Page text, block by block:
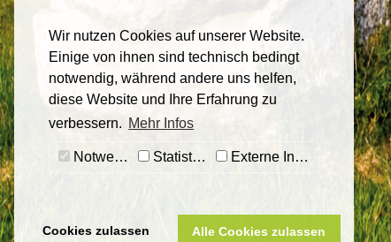
Wir nutzen Cookies auf unserer Website.
Einige von ihnen sind technisch bedingt
notwendig, während andere uns helfen,
diese Website und Ihre Erfahrung zu
verbessern. Mehr Infos
Notwendig Statistiken Externe Inhalte
Cookies zulassen Alle Cookies zulassen